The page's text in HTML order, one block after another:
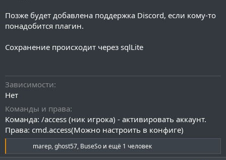
Позже будет добавлена поддержка Discord, если кому-то
понадобится плагин.
Сохранение происходит через sqlLite
Зависимости
Нет
Команды и права
Команда: /access (ник игрока) - активировать аккаунт.
Права: cmd.access(Можно настроить в конфиге)
Р
е
marep,ghost57, BuseSo и ещё 1 человек